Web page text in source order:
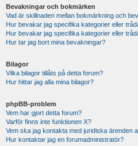
Bevakningar och bokmärken
Vad är skillnaden mellan bokmärkning och
Hur bevakar jag specifika kategorier eller
Hur bevakar jag specifika kategorier eller
Hur tar jag bort mina bevakningar?
Bilagor
Vilka bilagor tillåts på detta forum?
Hur hittar jag alla mina bilagor?
phpBB-problem
Vem har gjort detta forum?
Varför finns inte funktionen X?
Vem ska jag kontakta med juridiska ärenden
Hur kontaktar jag en forumadministratör?